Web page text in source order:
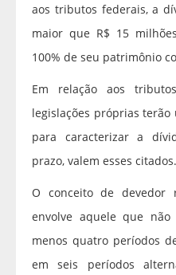
aos tributos federais, a
maior que R$ 15
100% de seu patrimônio
Em relação aos
legislações próprias
para caracterizar a
prazo, valem esses citados.
O conceito de devedor
envolve aquele que
menos quatro períodos
em seis períodos